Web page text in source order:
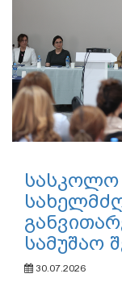
სასკოლო
სამუშაო
30.07.2026